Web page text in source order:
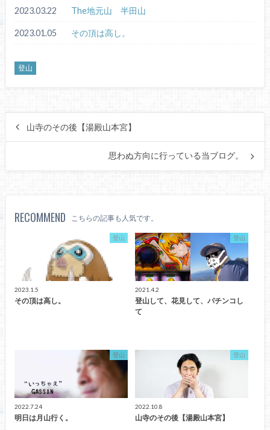
2023.03.22 The地元山 半田山
2023.01.05 その頂は高し。
登山
山寺のその後【湯殿山本宮】
思わぬ方向に行っている当ブログ。
RECOMMEND こちらの記事も人気です。
登山
2023.1.5
その頂は高し。
登山
2021.4.2
登山して、花見して、パチンコし
て
登山
2022.7.24
明日は月山行く。
登山
2022.10.8
山寺のその後【湯殿山本宮】